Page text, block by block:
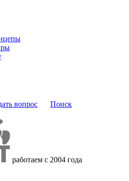
вопрос Поиск
работаем с 2004 года